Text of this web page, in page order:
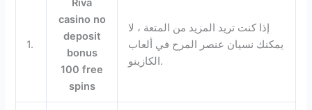
1.
casino no
deposit
bonus
100 free
spins
إذا كنت تريد المزيد من المتعة ، لا
يمكنك نسيان عنصر المرح في ألعاب
الكازينو.